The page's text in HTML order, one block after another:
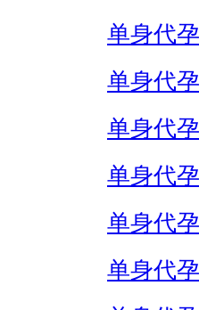
单身代
单身代
单身代
单身代
单身代
单身代